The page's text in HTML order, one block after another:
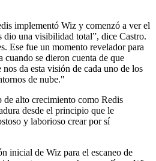
implementó Wiz y comenzó a ver el
dio una visibilidad total”, dice Castro.
Ese fue un momento revelador para
cuando se dieron cuenta de que
da esta visión de cada uno de los
de nube."
de alto crecimiento como Redis
desde el principio que le
y laborioso crear por sí
inicial de Wiz para el escaneo de